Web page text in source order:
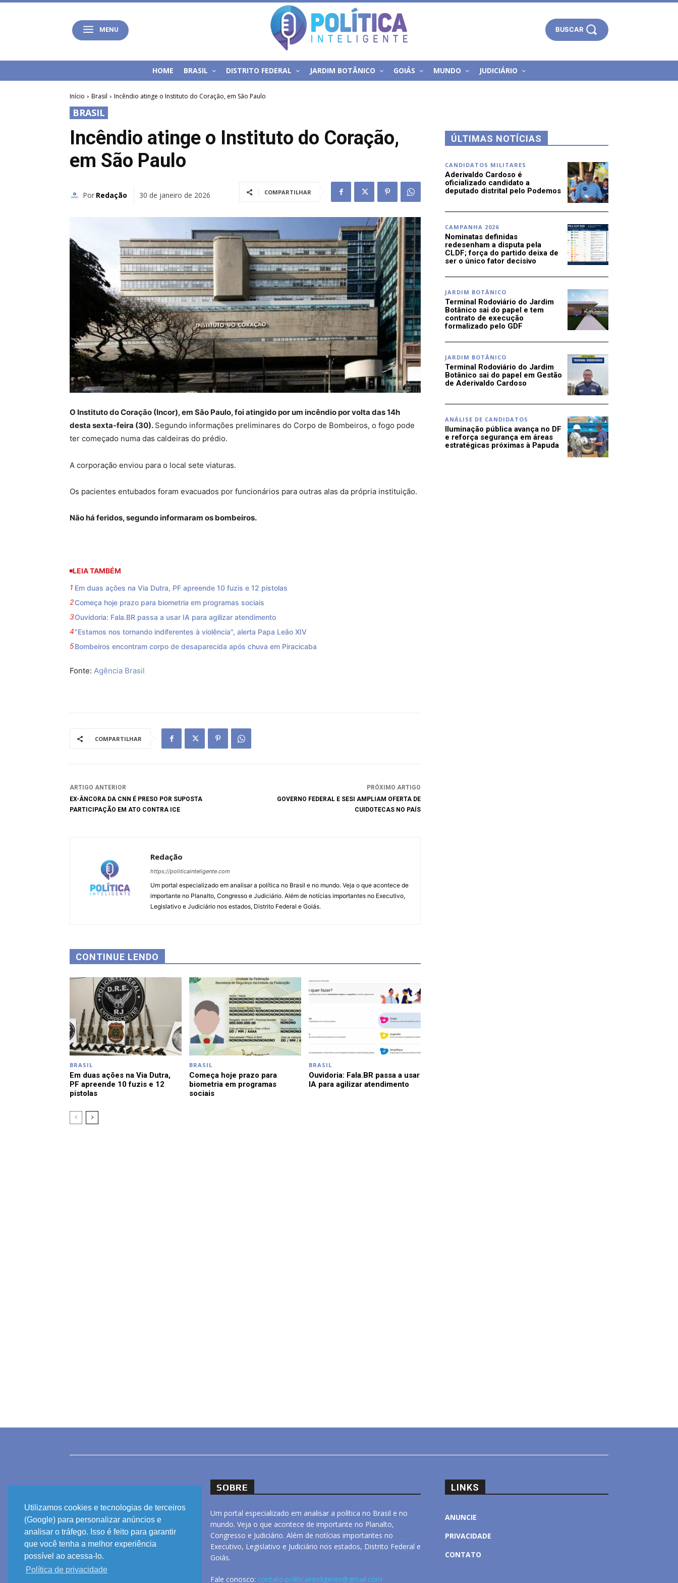
Utilizamos cookies e tecnologias de terceiros
(Google) para personalizar anúncios e
analisar o tráfego. Isso é feito para garantir
que você tenha a melhor experiência
possível ao acessa-lo.
Política de privacidade
MENU BUSCAR
HOME BRASIL DISTRITO FEDERAL JARDIM BOTÂNICO GOIÁS MUNDO JUDICIÁRIO
Início Brasil Incêndio atinge o Instituto do Coração, em São Paulo
BRASIL
Incêndio atinge o Instituto do Coração,
em São Paulo
Por Redação 30 de janeiro de 2026 COMPARTILHAR
O Instituto do Coração (Incor), em São Paulo, foi atingido por um incêndio por volta das 14h
desta sexta-feira (30). Segundo informações preliminares do Corpo de Bombeiros, o fogo pode
ter começado numa das caldeiras do prédio.
A corporação enviou para o local sete viaturas.
Os pacientes entubados foram evacuados por funcionários para outras alas da própria instituição.
Não há feridos, segundo informaram os bombeiros.
LEIA TAMBÉM
Em duas ações na Via Dutra, PF apreende 10 fuzis e 12 pistolas
Começa hoje prazo para biometria em programas sociais
Ouvidoria: Fala.BR passa a usar IA para agilizar atendimento
"Estamos nos tornando indiferentes à violência", alerta Papa Leão XIV
Bombeiros encontram corpo de desaparecida após chuva em Piracicaba
Fonte: Agência Brasil
COMPARTILHAR
ARTIGO ANTERIOR
EX-ÂNCORA DA CNN É PRESO POR SUPOSTA
PARTICIPAÇÃO EM ATO CONTRA ICE
PRÓXIMO ARTIGO
GOVERNO FEDERAL E SESI AMPLIAM OFERTA DE
CUIDOTECAS NO PAÍS
Redação
https://politicainteligente.com
Um portal especializado em analisar a política no Brasil e no mundo. Veja o que acontece de
importante no Planalto, Congresso e Judiciário. Além de notícias importantes no Executivo,
Legislativo e Judiciário nos estados, Distrito Federal e Goiás.
CONTINUE LENDO
BRASIL
Em duas ações na Via Dutra,
PF apreende 10 fuzis e 12
pistolas
BRASIL
Começa hoje prazo para
biometria em programas
sociais
BRASIL
Ouvidoria: Fala.BR passa a usar
IA para agilizar atendimento
ÚLTIMAS NOTÍCIAS
CANDIDATOS MILITARES
Aderivaldo Cardoso é
oficializado candidato a
deputado distrital pelo Podemos
CAMPANHA 2026
Nominatas definidas
redesenham a disputa pela
CLDF; força do partido deixa de
ser o único fator decisivo
JARDIM BOTÂNICO
Terminal Rodoviário do Jardim
Botânico sai do papel e tem
contrato de execução
formalizado pelo GDF
JARDIM BOTÂNICO
Terminal Rodoviário do Jardim
Botânico sai do papel em Gestão
de Aderivaldo Cardoso
ANÁLISE DE CANDIDATOS
Iluminação pública avança no DF
e reforça segurança em áreas
estratégicas próximas à Papuda
SOBRE
Um portal especializado em analisar a política no Brasil e no
mundo. Veja o que acontece de importante no Planalto,
Congresso e Judiciário. Além de notícias importantes no
Executivo, Legislativo e Judiciário nos estados, Distrito Federal e
Goiás.
Fale conosco: contato.politicainteligente@gmail.com
LINKS
ANUNCIE
PRIVACIDADE
CONTATO